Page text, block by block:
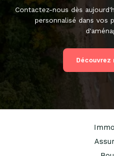
Contactez-nous dès
personnalisé dans vos
Découvrez